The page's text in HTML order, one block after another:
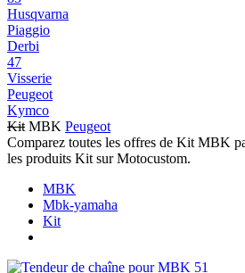
Husqvarna
Piaggio
Derbi
47
Visserie
Peugeot
Kymco
Kit MBK Peugeot
Comparez toutes les offres de Kit MBK
les produits Kit sur Motocustom.
MBK
Mbk-yamaha
Kit